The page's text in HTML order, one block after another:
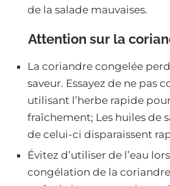
de la salade mauvaises.
Attention sur la
La coriandre congelée
saveur. Essayez de ne pas
utilisant l’herbe rapide
fraîchement; Les huiles de
de celui-ci disparaissent
Évitez d’utiliser de l’eau
congélation de la